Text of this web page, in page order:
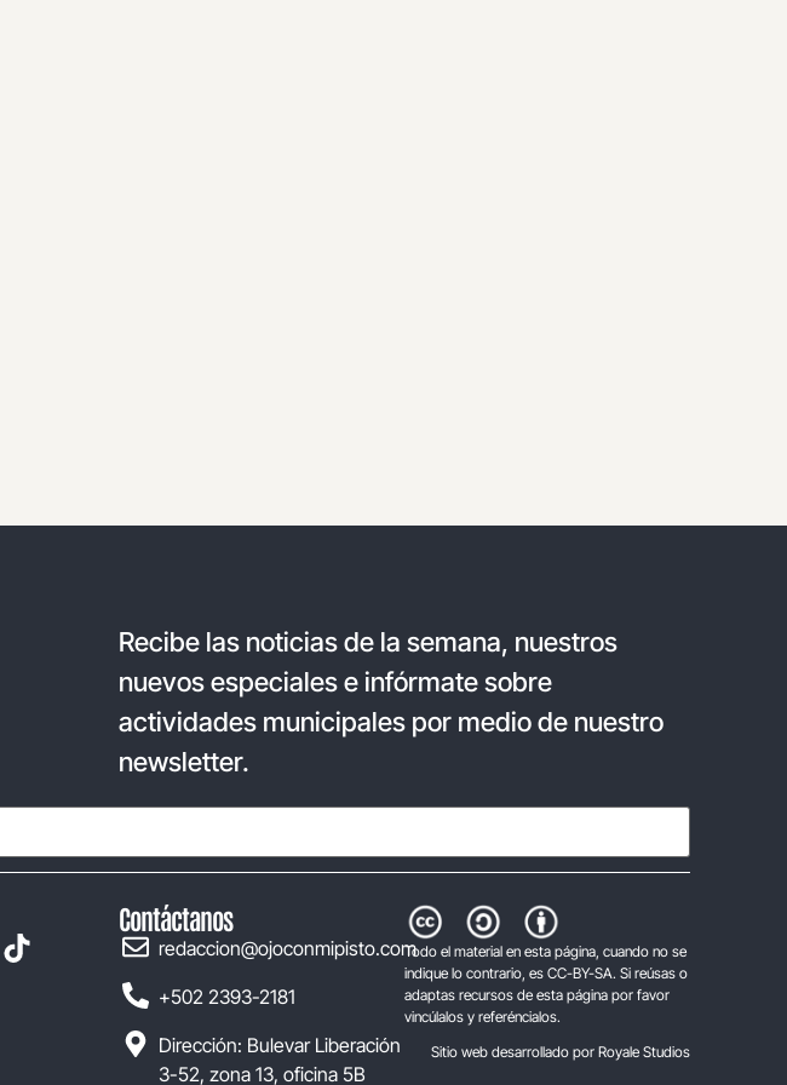
Recibe las noticias de la semana, nuestros
nuevos especiales e infórmate sobre
actividades municipales por medio de nuestro
newsletter.
Contáctanos
redaccion@ojoconmipisto.com
+502 2393-2181
Dirección: Bulevar Liberación
3-52, zona 13, oficina 5B
Todo el material en esta página, cuando no se
indique lo contrario, es CC-BY-SA. Si reúsas o
adaptas recursos de esta página por favor
vincúlalos y referéncialos.
Sitio web desarrollado por Royale Studios